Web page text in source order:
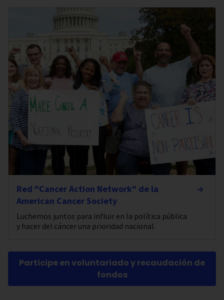
Red "Cancer Action Network" de la
American Cancer Society
Luchemos juntos para influir en la política pública
y hacer del cáncer una prioridad nacional.
Participe en voluntariado y recaudación de
fondos